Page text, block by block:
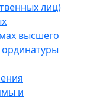
лиц)
высшего
и